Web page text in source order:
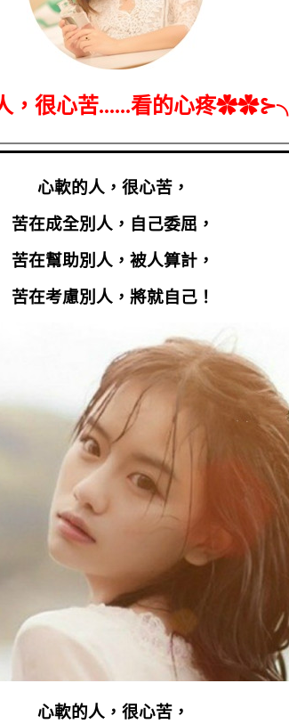
，很心苦......看的心疼✿✿⊱╮
心軟的人，很心苦，
苦在成全別人，自己委屈，
苦在幫助別人，被人算計，
苦在考慮別人，將就自己！
心軟的人，很心苦，